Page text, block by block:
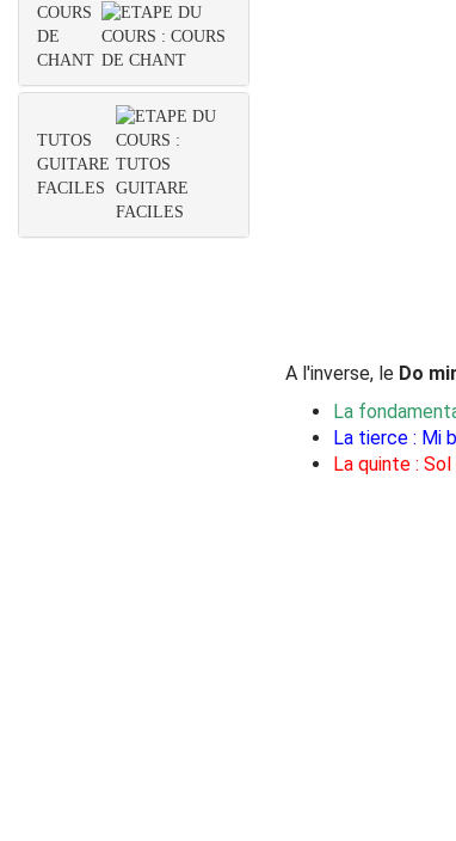
A l'inverse, le Do
La
La tierce : Mi
La quinte :
COURS
DE
CHANT
TUTOS
GUITARE
FACILES